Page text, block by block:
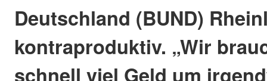
Deutschland (BUND)
kontraproduktiv. „Wir
schnell viel Geld um